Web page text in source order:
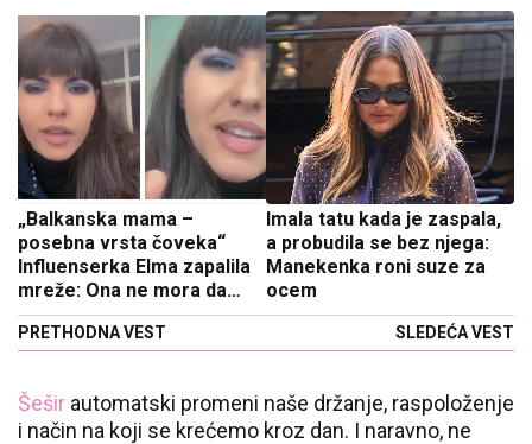
„Balkanska mama –
posebna vrsta čoveka“
Influenserka Elma zapalila
mreže: Ona ne mora da
kaže volim te…
PRETHODNA VEST
Imala tatu kada je zaspala,
a probudila se bez njega:
Manekenka roni suze za
ocem
SLEDEĆA VEST
Šešir automatski promeni naše držanje, raspoloženje
i način na koji se krećemo kroz dan. I naravno, ne